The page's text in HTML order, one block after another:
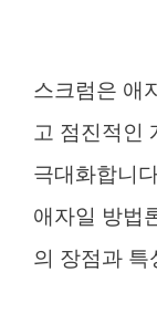
스크럼은 애
고 점진적인
극대화합니
애자일 방법
의 장점과 특